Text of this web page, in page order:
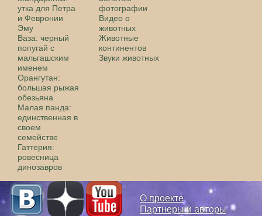
утка для Петра
и Февронии
Эму
Ваза: черный
попугай с
мальгашским
именем
Орангутан:
большая рыжая
обезьяна
Малая панда:
единственная в
своем
семействе
Гаттерия:
ровесница
динозавров
фотографии
Видео о
животных
Животные
континентов
Звуки животных
О проекте
Партнеры и авторы